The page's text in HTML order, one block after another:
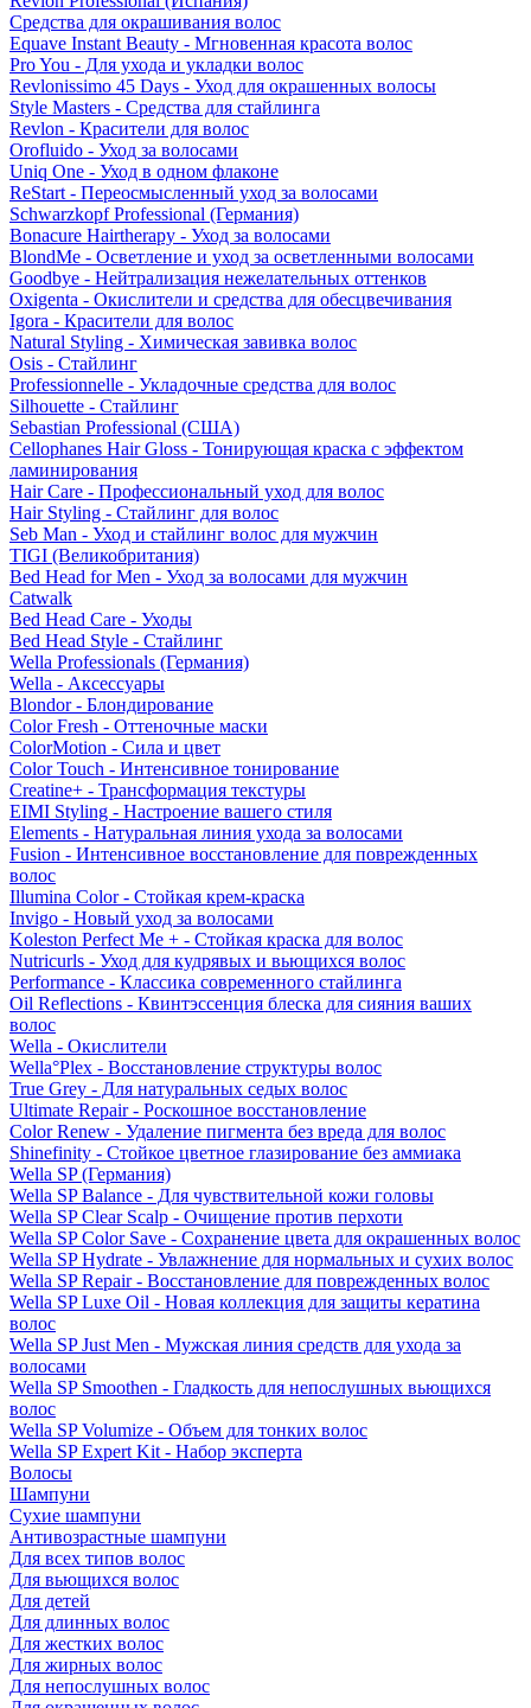
Средства для окрашивания волос
Equave Instant Beauty - Мгновенная красота волос
Pro You - Для ухода и укладки волос
Revlonissimo 45 Days - Уход для окрашенных волосы
Style Masters - Средства для стайлинга
Revlon - Красители для волос
Orofluido - Уход за волосами
Uniq One - Уход в одном флаконе
ReStart - Переосмысленный уход за волосами
Schwarzkopf Professional (Германия)
Bonacure Hairtherapy - Уход за волосами
BlondMe - Осветление и уход за осветленными волосами
Goodbye - Нейтрализация нежелательных оттенков
Oxigenta - Окислители и средства для обесцвечивания
Igora - Красители для волос
Natural Styling - Химическая завивка волос
Osis - Стайлинг
Professionnelle - Укладочные средства для волос
Silhouette - Стайлинг
Sebastian Professional (США)
Cellophanes Hair Gloss - Тонирующая краска с эффектом
ламинирования
Hair Care - Профессиональный уход для волос
Hair Styling - Стайлинг для волос
Seb Man - Уход и стайлинг волос для мужчин
TIGI (Великобритания)
Bed Head for Men - Уход за волосами для мужчин
Catwalk
Bed Head Care - Уходы
Bed Head Style - Стайлинг
Wella Professionals (Германия)
Wella - Аксессуары
Blondor - Блондирование
Color Fresh - Оттеночные маски
ColorMotion - Сила и цвет
Color Touch - Интенсивное тонирование
Creatine+ - Трансформация текстуры
EIMI Styling - Настроение вашего стиля
Elements - Натуральная линия ухода за волосами
Fusion - Интенсивное восстановление для поврежденных
волос
Illumina Color - Стойкая крем-краска
Invigo - Новый уход за волосами
Koleston Perfect Me + - Стойкая краска для волос
Nutricurls - Уход для кудрявых и вьющихся волос
Performance - Классика современного стайлинга
Oil Reflections - Квинтэссенция блеска для сияния ваших
волос
Wella - Окислители
Wella°Plex - Восстановление структуры волос
True Grey - Для натуральных седых волос
Ultimate Repair - Роскошное восстановление
Color Renew - Удаление пигмента без вреда для волос
Shinefinity - Стойкое цветное глазирование без аммиака
Wella SP (Германия)
Wella SP Balance - Для чувствительной кожи головы
Wella SP Clear Scalp - Очищение против перхоти
Wella SP Color Save - Сохранение цвета для окрашенных волос
Wella SP Hydrate - Увлажнение для нормальных и сухих волос
Wella SP Repair - Восстановление для поврежденных волос
Wella SP Luxe Oil - Новая коллекция для защиты кератина
волос
Wella SP Just Men - Мужская линия средств для ухода за
волосами
Wella SP Smoothen - Гладкость для непослушных вьющихся
волос
Wella SP Volumize - Объем для тонких волос
Wella SP Expert Kit - Набор эксперта
Волосы
Шампуни
Сухие шампуни
Антивозрастные шампуни
Для всех типов волос
Для вьющихся волос
Для детей
Для длинных волос
Для жестких волос
Для жирных волос
Для непослушных волос